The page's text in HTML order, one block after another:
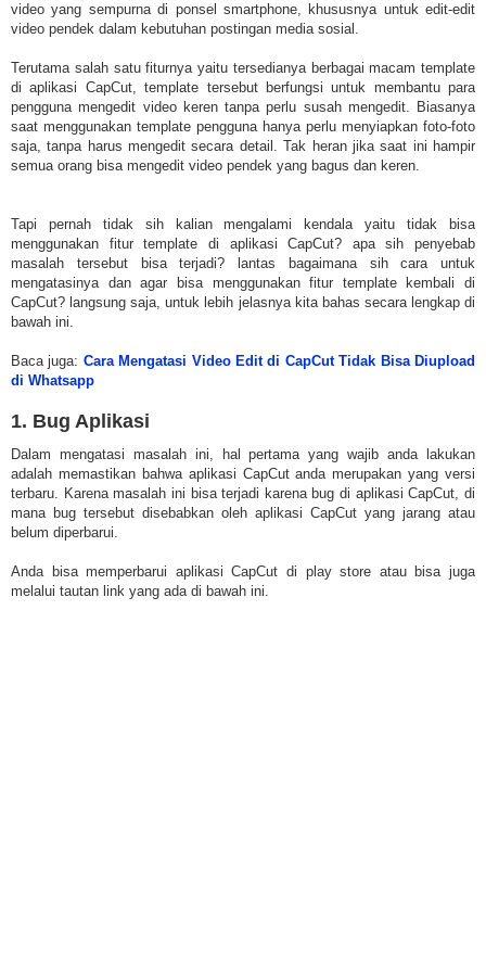
video yang sempurna di ponsel smartphone, khususnya untuk edit-edit
video pendek dalam kebutuhan postingan media sosial.
Terutama salah satu fiturnya yaitu tersedianya berbagai macam template
di aplikasi CapCut, template tersebut berfungsi untuk membantu para
pengguna mengedit video keren tanpa perlu susah mengedit. Biasanya
saat menggunakan template pengguna hanya perlu menyiapkan foto-foto
saja, tanpa harus mengedit secara detail. Tak heran jika saat ini hampir
semua orang bisa mengedit video pendek yang bagus dan keren.
Tapi pernah tidak sih kalian mengalami kendala yaitu tidak bisa
menggunakan fitur template di aplikasi CapCut? apa sih penyebab
masalah tersebut bisa terjadi? lantas bagaimana sih cara untuk
mengatasinya dan agar bisa menggunakan fitur template kembali di
CapCut? langsung saja, untuk lebih jelasnya kita bahas secara lengkap di
bawah ini.
Baca juga: Cara Mengatasi Video Edit di CapCut Tidak Bisa Diupload
di Whatsapp
1. Bug Aplikasi
Dalam mengatasi masalah ini, hal pertama yang wajib anda lakukan
adalah memastikan bahwa aplikasi CapCut anda merupakan yang versi
terbaru. Karena masalah ini bisa terjadi karena bug di aplikasi CapCut, di
mana bug tersebut disebabkan oleh aplikasi CapCut yang jarang atau
belum diperbarui.
Anda bisa memperbarui aplikasi CapCut di play store atau bisa juga
melalui tautan link yang ada di bawah ini.